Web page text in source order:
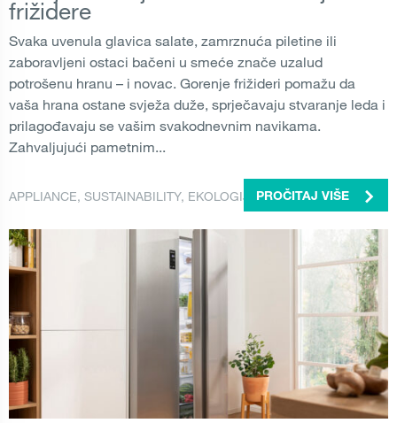
frižidere
Svaka uvenula glavica salate, zamrznuća piletine ili
zaboravljeni ostaci bačeni u smeće znače uzalud
potrošenu hranu – i novac. Gorenje frižideri pomažu da
vaša hrana ostane svježa duže, sprječavaju stvaranje leda i
prilagođavaju se vašim svakodnevnim navikama.
Zahvaljujući pametnim...
APPLIANCE, SUSTAINABILITY, EKOLOGIJA PROČITAJ VIŠE